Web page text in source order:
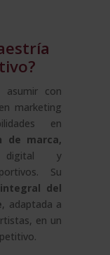
asumir con
marketing
en
de marca,
digital y
Su
del
, adaptada a
en un